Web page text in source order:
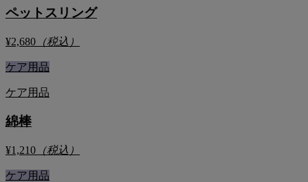
ペットスリング
¥2,680 （税込）
ケア用品
ケア用品
綿棒
¥1,210 （税込）
ケア用品